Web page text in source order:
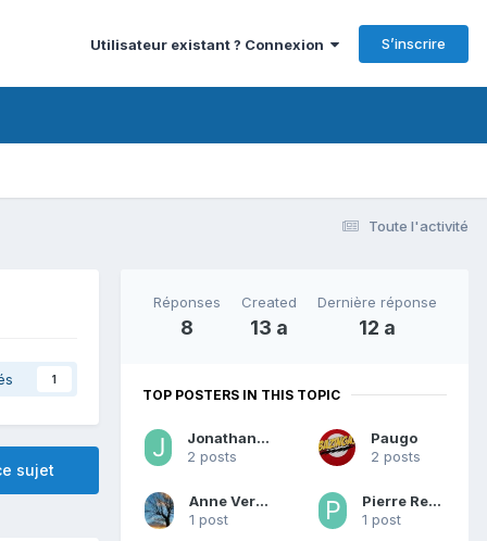
Utilisateur existant ? Connexion S’inscrire
Toute l'activité
1
sujet
Réponses
8
Created
13 a
Dernière réponse
12 a
TOP POSTERS IN THIS TOPIC
Jonathan Garry
2 posts
Paugo
2 posts
Anne Verneuil
1 post
Pierre Rebuffet
1 post